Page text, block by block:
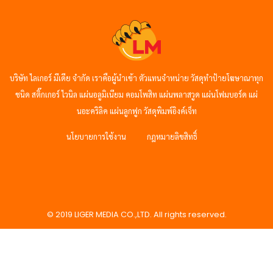
บริษัท ไลเกอร์ มีเดีย จำกัด เราคือผู้นำเข้า ตัวแทนจำหน่าย วัสดุทำป้ายโฆษาณาทุก
ชนิด สติ๊กเกอร์ ไวนิล แผ่นอลูมิเนียม คอมโพสิท แผ่นพลาสวูด แผ่นโฟมบอร์ด แผ่
นอะคริลิค แผ่นลูกฟูก วัสดุพิมพ์อิงค์เจ็ท
นโยบายการใช้งาน กฎหมายลิขสิทธิ์
© 2019 LIGER MEDIA CO.,LTD. All rights reserved.